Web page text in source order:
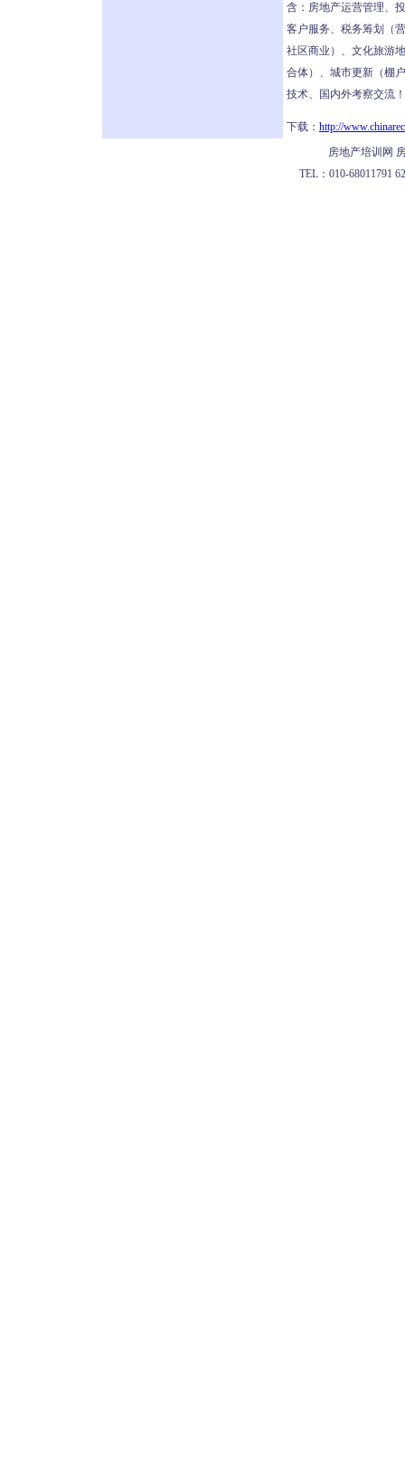
含：房地产运营管理、
客户服务、税务筹划（
社区商业）、文化旅游
合体）、城市更新（棚
技术、国内外考察交流！
下载： http://
房地产培训网
TEL：010-68011791